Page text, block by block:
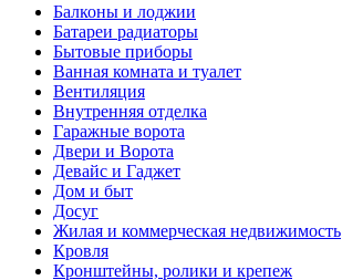
Балконы и лоджии
Батареи радиаторы‎
Бытовые приборы
Ванная комната и туалет
Вентиляция
Внутренняя отделка
Гаражные ворота
Двери и Ворота
Девайс и Гаджет
Дом и быт
Досуг
Жилая и коммерческая недвижимость
Кровля
Кронштейны, ролики и крепеж